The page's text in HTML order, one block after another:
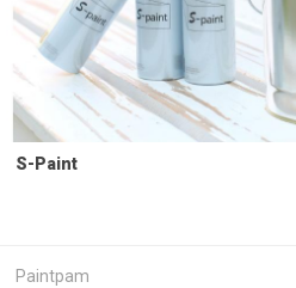
S-Paint
Paintpam